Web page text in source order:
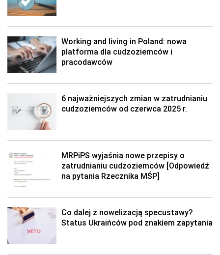
Working and living in Poland: nowa
platforma dla cudzoziemców i
pracodawców
6 najważniejszych zmian w zatrudnianiu
cudzoziemców od czerwca 2025 r.
MRPiPS wyjaśnia nowe przepisy o
zatrudnianiu cudzoziemców [Odpowiedź
na pytania Rzecznika MŚP]
Co dalej z nowelizacją specustawy?
Status Ukraińców pod znakiem zapytania